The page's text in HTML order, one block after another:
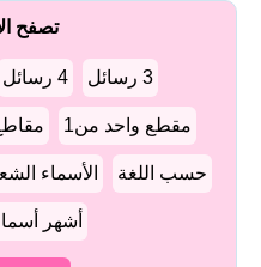
تصفح
3 رسائل 4 رسائل
مقطع واحد من1
حسب اللغة الأسماء
أشهر أسماء